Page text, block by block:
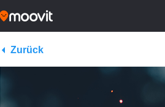
Zurück